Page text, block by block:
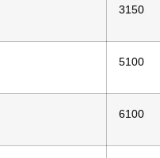
3150
5100
6100